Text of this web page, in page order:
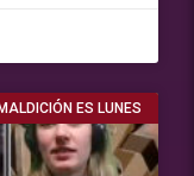
MALDICIÓN ES LUNES